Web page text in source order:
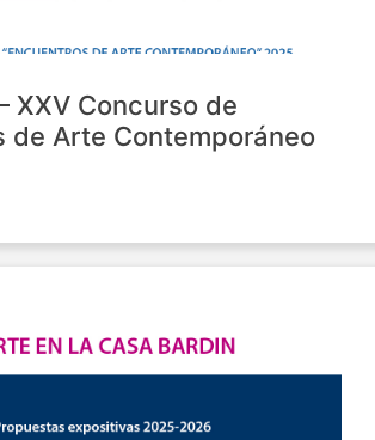
XXV Concurso de
de Arte Contemporáneo